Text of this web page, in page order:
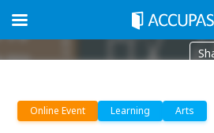
Online Event Learning Arts